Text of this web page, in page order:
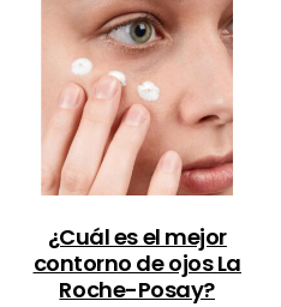
¿Cuál es el mejor
contorno de ojos La
Roche-Posay?